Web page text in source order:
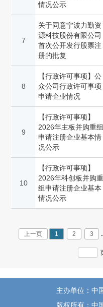
情况公示
7
关于同意宁波力勤资
源科技股份有限公司
首次公开发行股票注
册的批复
8
【行政许可事项】公
众公司行政许可事项
申请企业情况
9
【行政许可事项】
2026年主板并购重组
申请注册企业基本情
况公示
10
【行政许可事项】
2026年科创板并购重
组申请注册企业基本
情况公示
上一页 1 2 3
主办单位：中
版权所有：中